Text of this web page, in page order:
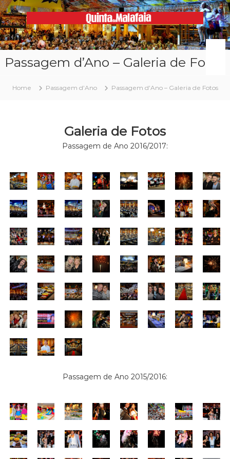
Skip
to
content
Malafaia
O
maior
arraial
minhoto
Passagem d’Ano – Galeria de Fotos
Home Passagem d’Ano Passagem d’Ano – Galeria de Fotos
Galeria de Fotos
Passagem de Ano 2016/2017:
Passagem de Ano 2015/2016: